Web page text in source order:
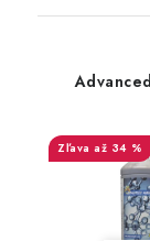
až 34 %